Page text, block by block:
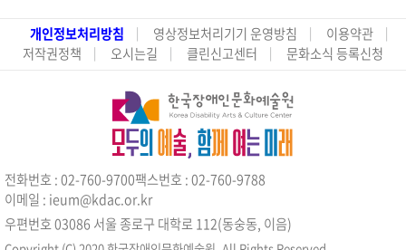
개인정보처리방침 영상정보처리기기 운영방침
이용약관
저작권정책
오시는길 클린신고센터 문화소식 등록신청
전화번호 : 02-760-9700팩스번호 : 02-760-9788
이메일 : ieum@kdac.or.kr
우편번호 03086 서울 종로구 대학로 112(동숭동, 이음)